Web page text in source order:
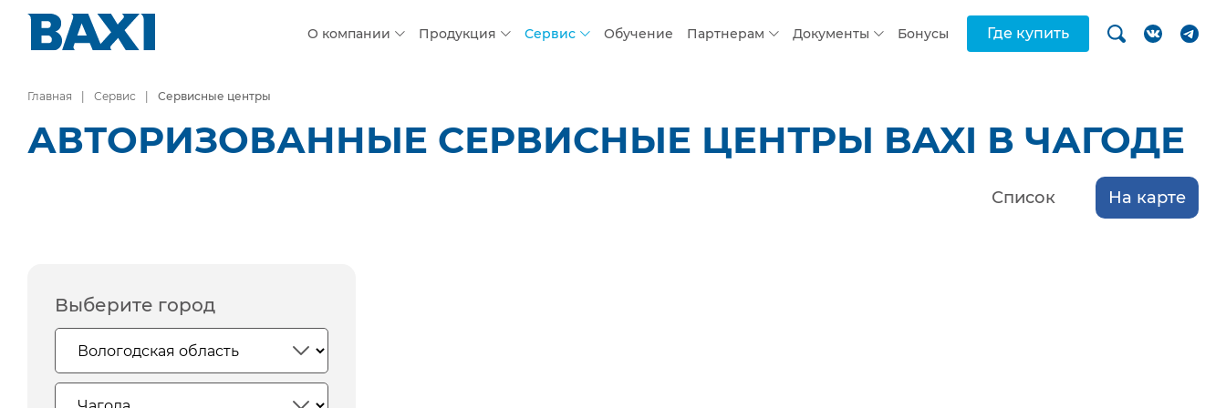
О компании Продукция Сервис Обучение Партнерам Документы Бонусы Где купить
Главная Сервис Сервисные центры
АВТОРИЗОВАННЫЕ СЕРВИСНЫЕ ЦЕНТРЫ BAXI В ЧАГОДЕ
Список На карте
Выберите город